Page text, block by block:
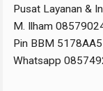
Pusat Layanan &
M. Ilham
Pin BBM
Whatsapp